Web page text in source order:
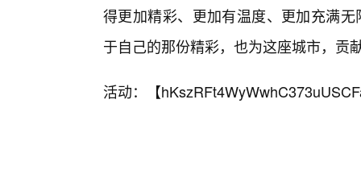
得更加精彩、更加有温度、更加充满
于自己的那份精彩，也为这座城市，贡
活动：【